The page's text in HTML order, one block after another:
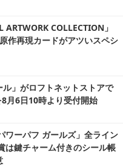
COLLECTION」
作再現カードがアツいスペシ
ル」がロフトネットストアで
月6日10時より受付開始
ワーパフ ガールズ」全ライン
は鍵チャーム付きのシール帳